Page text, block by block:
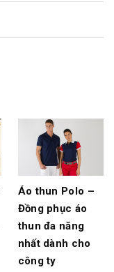
Áo thun Polo –
Đồng phục áo
thun đa năng
nhất dành cho
công ty